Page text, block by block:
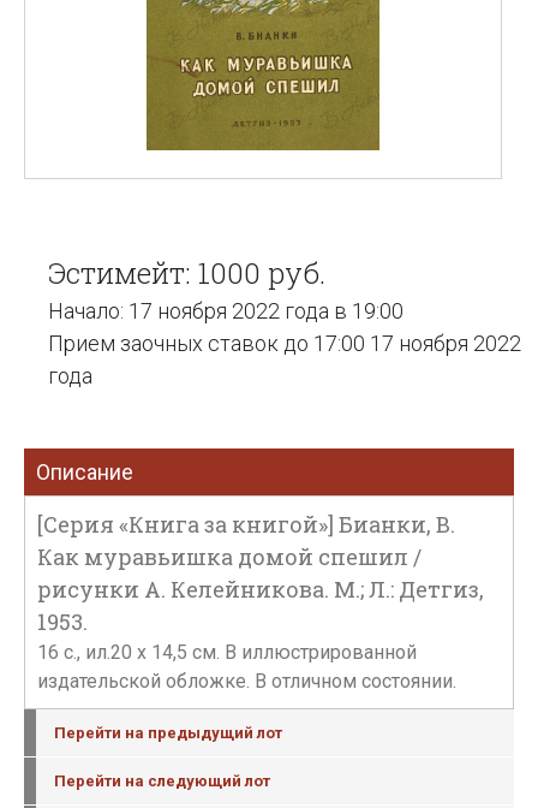
Эстимейт: 1000 руб.
Начало: 17 ноября 2022 года в 19:00
Прием заочных ставок до 17:00 17 ноября 2022
года
Описание
[Серия «Книга за книгой»] Бианки, В.
Как муравьишка домой спешил /
рисунки А. Келейникова. М.; Л.: Детгиз,
1953.
16 с., ил.20 х 14,5 см. В иллюстрированной
издательской обложке. В отличном состоянии.
Перейти на предыдущий лот
Перейти на следующий лот